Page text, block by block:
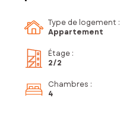
Type de logement :
Appartement
Étage :
2/2
Chambres :
4